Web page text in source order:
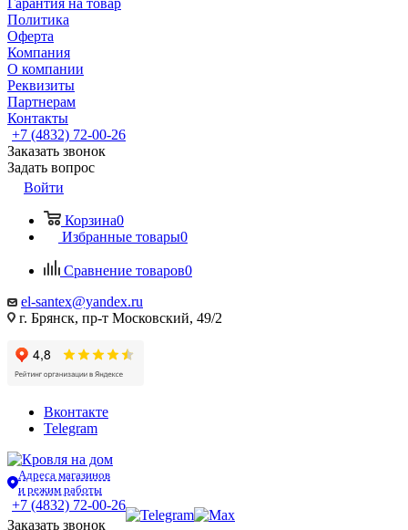
Гарантия на товар
Политика
Оферта
Компания
О компании
Реквизиты
Партнерам
Контакты
+7 (4832) 72-00-26
Заказать звонок
Задать вопрос
Войти
Корзина0
Избранные товары0
Сравнение товаров0
el-santex@yandex.ru
г. Брянск, пр-т Московский, 49/2
Вконтакте
Telegram
Адреса магазинов
и режим работы
+7 (4832) 72-00-26
Заказать звонок